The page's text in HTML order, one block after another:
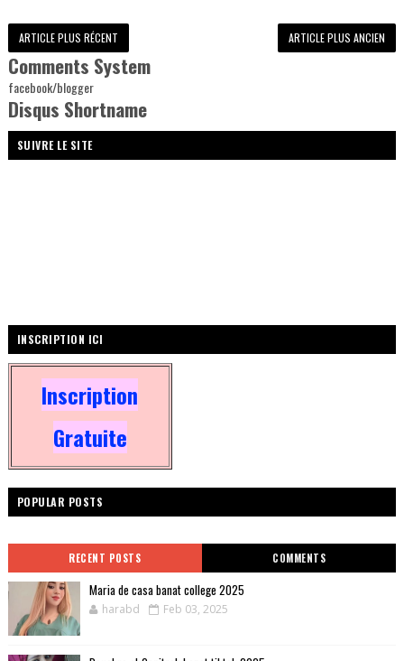
ARTICLE PLUS RÉCENT ARTICLE PLUS ANCIEN
Comments System
facebook/blogger
Disqus Shortname
SUIVRE LE SITE
INSCRIPTION ICI
Inscription
Gratuite
POPULAR POSTS
RECENT POSTS COMMENTS
Maria de casa banat college 2025
harabd Feb 03, 2025